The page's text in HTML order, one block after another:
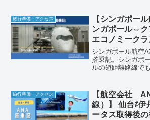
旅行準備・アクセス
【シンガポー
ンガポール⇔
エコノミーク
SQ125便）
シンガポール航空
搭乗記。シンガポ
ルの短距離路線で
旅行準備・アクセス
【航空会社
線）】 仙台⇄
ータス取得後